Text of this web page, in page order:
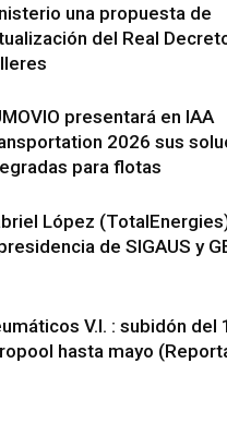
una propuesta de
del Real
presentará en IAA
2026 sus
para flotas
López
de SIGAUS y
V.I. : subidón del
hasta mayo